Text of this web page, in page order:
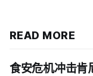
READ MORE
食安危机冲击肯